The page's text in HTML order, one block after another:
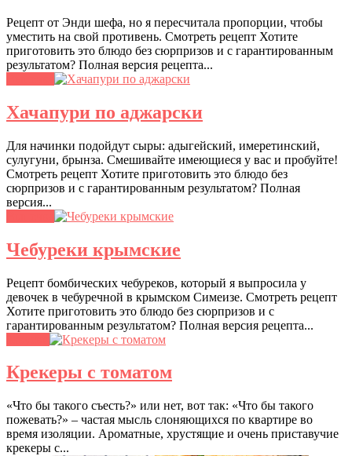
Рецепт от Энди шефа, но я пересчитала пропорции, чтобы
уместить на свой противень. Смотреть рецепт Хотите
приготовить это блюдо без сюрпризов и с гарантированным
результатом? Полная версия рецепта...
Хачапури по аджарски
Для начинки подойдут сыры: адыгейский, имеретинский,
сулугуни, брынза. Смешивайте имеющиеся у вас и пробуйте!
Смотреть рецепт Хотите приготовить это блюдо без
сюрпризов и с гарантированным результатом? Полная
версия...
Чебуреки крымские
Рецепт бомбических чебуреков, который я выпросила у
девочек в чебуречной в крымском Симеизе. Смотреть рецепт
Хотите приготовить это блюдо без сюрпризов и с
гарантированным результатом? Полная версия рецепта...
Крекеры с томатом
«Что бы такого съесть?» или нет, вот так: «Что бы такого
пожевать?» – частая мысль слоняющихся по квартире во
время изоляции. Ароматные, хрустящие и очень приставучие
крекеры с...